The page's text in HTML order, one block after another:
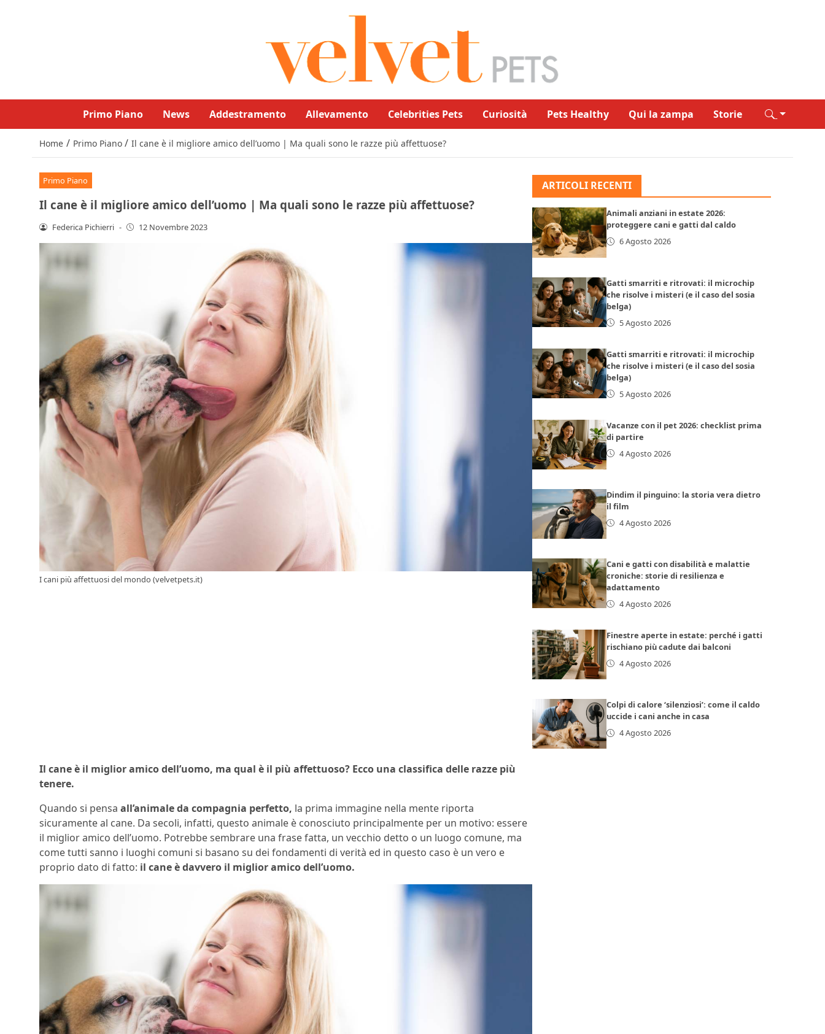
Primo Piano News Addestramento Allevamento Celebrities Pets Curiosità Pets Healthy Qui la zampa Storie
Home / Primo Piano / Il cane è il migliore amico dell’uomo | Ma quali sono le razze più affettuose?
Primo Piano
Il cane è il migliore amico dell’uomo | Ma quali sono le razze più affettuose?
Federica Pichierri - 12 Novembre 2023
I cani più affettuosi del mondo (velvetpets.it)
Il cane è il miglior amico dell’uomo, ma qual è il più affettuoso? Ecco una classifica delle razze più
tenere.
Quando si pensa all’animale da compagnia perfetto, la prima immagine nella mente riporta
sicuramente al cane. Da secoli, infatti, questo animale è conosciuto principalmente per un motivo: essere
il miglior amico dell’uomo. Potrebbe sembrare una frase fatta, un vecchio detto o un luogo comune, ma
come tutti sanno i luoghi comuni si basano su dei fondamenti di verità ed in questo caso è un vero e
proprio dato di fatto: il cane è davvero il miglior amico dell’uomo.
ARTICOLI RECENTI
Animali anziani in estate 2026:
proteggere cani e gatti dal caldo
6 Agosto 2026
Gatti smarriti e ritrovati: il microchip
che risolve i misteri (e il caso del sosia
belga)
5 Agosto 2026
Gatti smarriti e ritrovati: il microchip
che risolve i misteri (e il caso del sosia
belga)
5 Agosto 2026
Vacanze con il pet 2026: checklist prima
di partire
4 Agosto 2026
Dindim il pinguino: la storia vera dietro
il film
4 Agosto 2026
Cani e gatti con disabilità e malattie
croniche: storie di resilienza e
adattamento
4 Agosto 2026
Finestre aperte in estate: perché i gatti
rischiano più cadute dai balconi
4 Agosto 2026
Colpi di calore ‘silenziosi’: come il caldo
uccide i cani anche in casa
4 Agosto 2026